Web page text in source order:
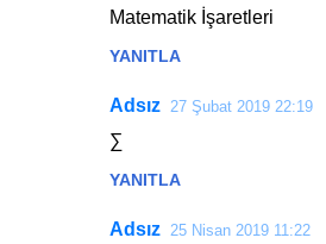
Matematik İşaretleri
YANITLA
Adsız 27 Şubat 2019 22:19
∑
YANITLA
Adsız 25 Nisan 2019 11:22